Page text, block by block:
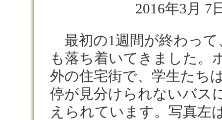
2016年3月 7
最初の1週間が終わって
も落ち着いてきました。
外の住宅街で、学生たち
停が見分けられないバス
えられています。写真左